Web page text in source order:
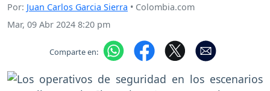
Por: Juan Carlos Garcia Sierra • Colombia.com
Mar, 09 Abr 2024 8:20 pm
Comparte en: